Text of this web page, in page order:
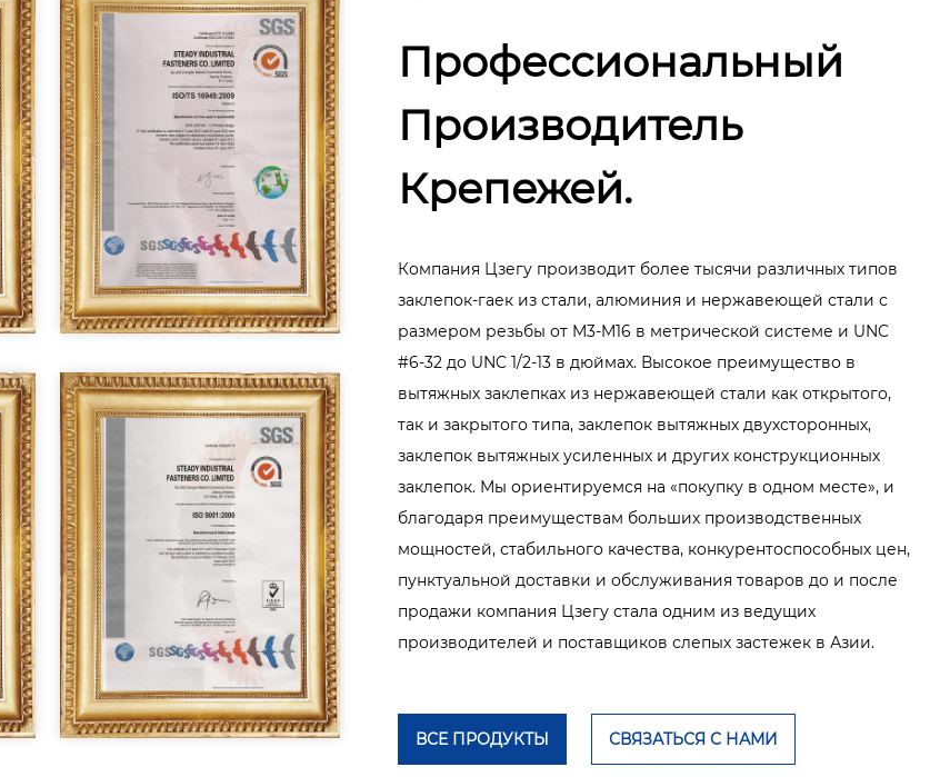
Профессиональный
Производитель
Крепежей.
Компания Цзегу производит более тысячи различных типов
заклепок-гаек из стали, алюминия и нержавеющей стали с
размером резьбы от M3-M16 в метрической системе и UNC
#6-32 до UNC 1/2-13 в дюймах. Высокое преимущество в
вытяжных заклепках из нержавеющей стали как открытого,
так и закрытого типа, заклепок вытяжных двухсторонных,
заклепок вытяжных усиленных и других конструкционных
заклепок. Мы ориентируемся на «покупку в одном месте», и
благодаря преимуществам больших производственных
мощностей, стабильного качества, конкурентоспособных цен,
пунктуальной доставки и обслуживания товаров до и после
продажи компания Цзегу стала одним из ведущих
производителей и поставщиков слепых застежек в Азии.
ВСЕ ПРОДУКТЫ СВЯЗАТЬСЯ С НАМИ